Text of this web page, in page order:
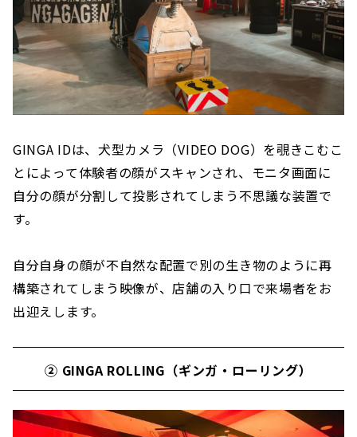
GINGA IDは、犬型カメラ（VIDEO DOG）を覗きこむこ
とによって体験者の顔がスキャンされ、モニタ画面に
自分の顔が分割して投影されてしまう不思議な装置で
す。
自分自身の顔が不自然な配置で別の生き物のように再
構築されてしまう映像が、店舗の入り口で来場者をお
出迎えします。
② GINGA ROLLING（ギンガ・ローリング）